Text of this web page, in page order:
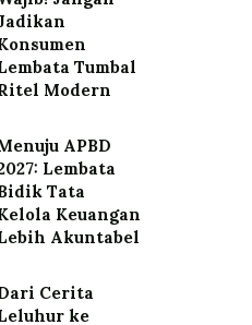
Tumbal
Modern
APBD
Lembata
Tata
Keuangan
Akuntabel
Cerita
ke